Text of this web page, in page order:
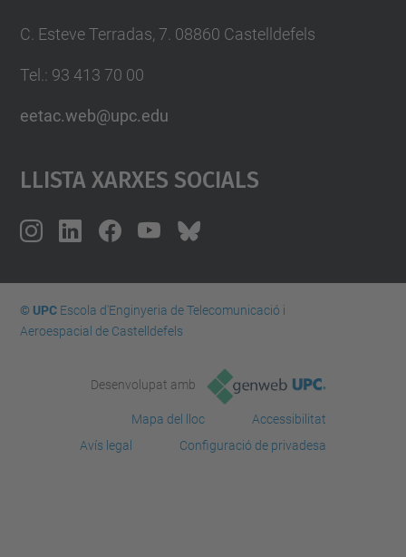
C. Esteve Terradas, 7. 08860 Castelldefels
Tel.: 93 413 70 00
eetac.web@upc.edu
Llista Xarxes Socials
© UPCEscola d'Enginyeria de Telecomunicació i
Aeroespacial de Castelldefels
Desenvolupat amb
Mapa del lloc
Accessibilitat
Avís legal
Configuració de privadesa